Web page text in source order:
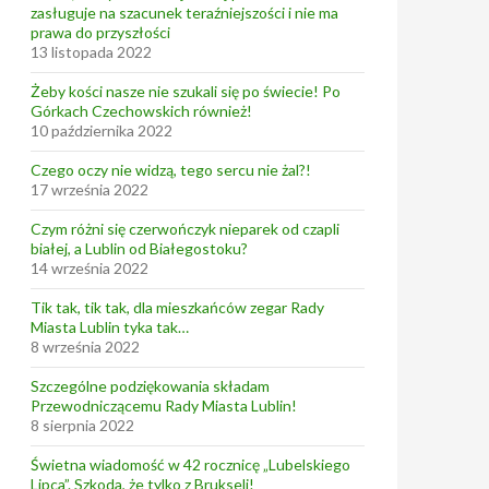
zasługuje na szacunek teraźniejszości i nie ma
prawa do przyszłości
13 listopada 2022
Żeby kości nasze nie szukali się po świecie! Po
Górkach Czechowskich również!
10 października 2022
Czego oczy nie widzą, tego sercu nie żal?!
17 września 2022
Czym różni się czerwończyk nieparek od czapli
białej, a Lublin od Białegostoku?
14 września 2022
Tik tak, tik tak, dla mieszkańców zegar Rady
Miasta Lublin tyka tak…
8 września 2022
Szczególne podziękowania składam
Przewodniczącemu Rady Miasta Lublin!
8 sierpnia 2022
Świetna wiadomość w 42 rocznicę „Lubelskiego
Lipca”. Szkoda, że tylko z Brukseli!